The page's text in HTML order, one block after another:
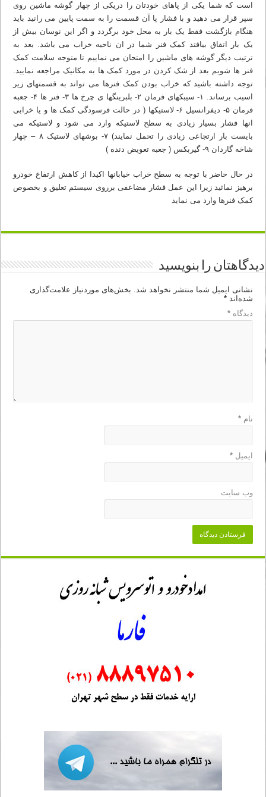
است که شما یکی از پاهای خودتان را دریکی از چهار گوشه ماشین روی
سپر قرار می دهید و با فشار پا آن قسمت را به سمت پایین می رانید باید
هنگام بازگشت فقط یک بار به محل خود برگردد و اگر این نوسان بیش از
یک بار اتفاق بیافتد کمک فنر شما در ان ناحیه خراب می باشد. بعد به
ترتیب دیگر گوشه های ماشین را امتحان می نماییم تا متوجه سلامت کمک
فنر ها شویم بعد از شک کردن در مورد کمک ها به مکانیک مراجعه نمایید.
توجه داشته باشید که خراب بودن کمک فنرها می تواند به قسمتهای زیر
اسیب برساند. ۱- سیبکهای فرمان ۲- بلبرینگها ی چرخ ها ۳- فنر ها ۴- جعبه
فرمان ۵- دیفرانسیل ۶- لاستیکها ( در حالت فرسودگی کمک ها و یا خرابی
انها فشار بسیار زیادی به سطح لاستیکه وارد می شود و لاستیکه می
بایست بار ارتجاعی زیادی را تحمل نمایند) ۷- بوشهای لاستیک ۸ – چهار
شاخه گاردان ۹- گیربکس ( جعبه تعویض دنده )
در حال حاضر با توجه به سطح خراب خیابانها اکیدا از کاهش ارتفاع خودرو
برهیز نمائید زیرا این عمل فشار مضاعفی برروی سیستم تعلیق و بخصوص
کمک فنرها وارد می نماید
دیدگاهتان را بنویسید
نشانی ایمیل شما منتشر نخواهد شد. بخش‌های موردنیاز علامت‌گذاری
شده‌اند*
دیدگاه*
نام*
ایمیل*
وب‌ سایت